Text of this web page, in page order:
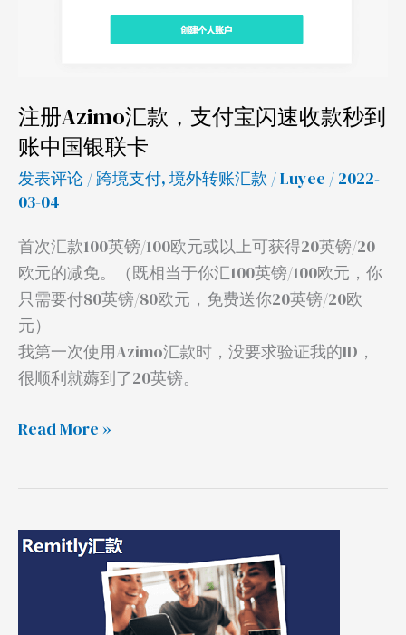
注册Azimo汇款，支付宝闪速收款秒到
账中国银联卡
发表评论 / 跨境支付, 境外转账汇款 /Luyee / 2022-
03-04
首次汇款100英镑/100欧元或以上可获得20英镑/20
欧元的减免。（既相当于你汇100英镑/100欧元，你
只需要付80英镑/80欧元，免费送你20英镑/20欧
元）
我第一次使用Azimo汇款时，没要求验证我的ID，
很顺利就薅到了20英镑。
账
中
国
银
联
卡
Read More »
欧